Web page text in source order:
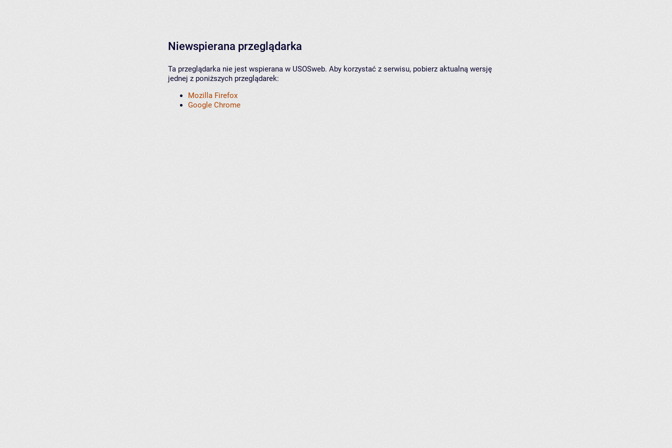
Niewspierana przeglądarka
Ta przeglądarka nie jest wspierana w USOSweb. Aby korzystać z serwisu, pobierz aktualną wersję
jednej z poniższych przeglądarek:
Mozilla Firefox
Google Chrome